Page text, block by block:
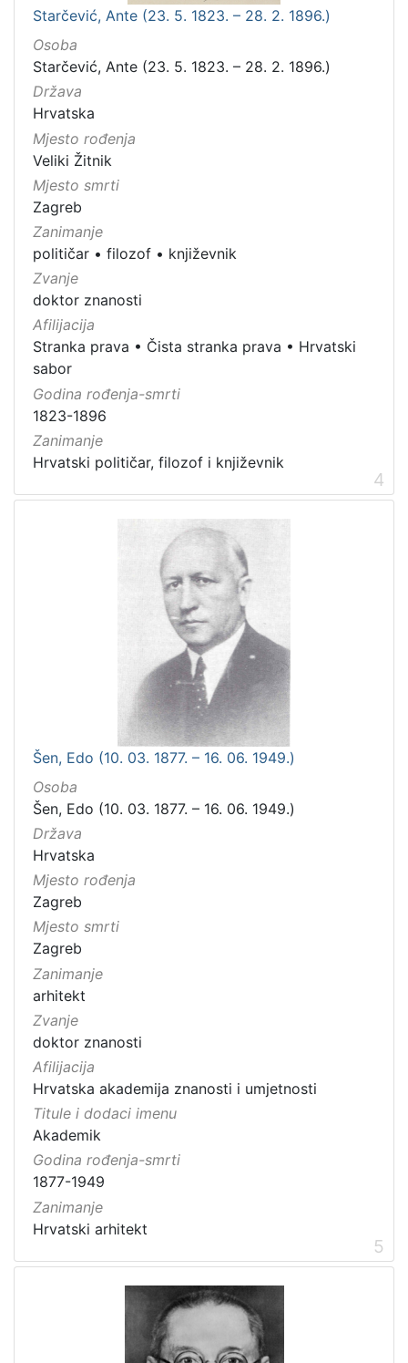
Starčević, Ante (23. 5. 1823. – 28. 2. 1896.)
Osoba
Starčević, Ante (23. 5. 1823. – 28. 2. 1896.)
Država
Hrvatska
Mjesto rođenja
Veliki Žitnik
Mjesto smrti
Zagreb
Zanimanje
političar • filozof • književnik
Zvanje
doktor znanosti
Afilijacija
Stranka prava • Čista stranka prava • Hrvatski
sabor
Godina rođenja-smrti
1823-1896
Zanimanje
Hrvatski političar, filozof i književnik
4
Šen, Edo (10. 03. 1877. – 16. 06. 1949.)
Osoba
Šen, Edo (10. 03. 1877. – 16. 06. 1949.)
Država
Hrvatska
Mjesto rođenja
Zagreb
Mjesto smrti
Zagreb
Zanimanje
arhitekt
Zvanje
doktor znanosti
Afilijacija
Hrvatska akademija znanosti i umjetnosti
Titule i dodaci imenu
Akademik
Godina rođenja-smrti
1877-1949
Zanimanje
Hrvatski arhitekt
5